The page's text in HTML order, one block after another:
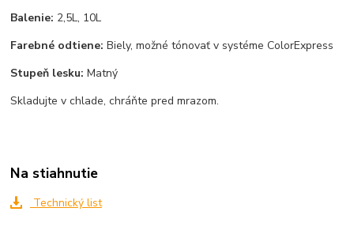
Balenie: 2,5L, 10L
Farebné odtiene:Biely, možné tónovať v systéme ColorExpress
Stupeň lesku: Matný
Skladujte v chlade, chráňte pred mrazom.
Na stiahnutie
Technický list